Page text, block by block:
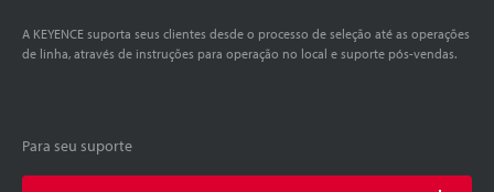
A KEYENCE suporta seus clientes desde o processo de seleção até as operações
de linha, através de instruções para operação no local e suporte pós-vendas.
Para seu suporte